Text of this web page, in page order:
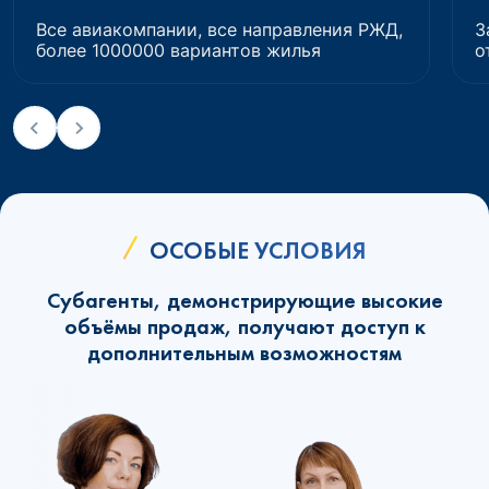
Все авиакомпании, все направления РЖД,
более 1000000 вариантов жилья
ОСОБЫЕ УСЛОВИЯ
Субагенты, демонстрирующие высокие
объёмы продаж, получают доступ к
дополнительным возможностям